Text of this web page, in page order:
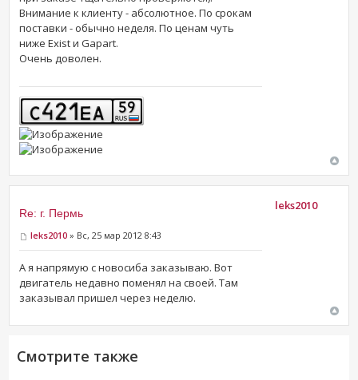
Внимание к клиенту - абсолютное. По срокам
поставки - обычно неделя. По ценам чуть
ниже Exist и Gapart.
Очень доволен.
Re: г. Пермь
leks2010 » Вс, 25 мар 2012 8:43
А я напрямую с новосиба заказываю. Вот
двигатель недавно поменял на своей. Там
заказывал пришел через неделю.
leks2010
Смотрите также